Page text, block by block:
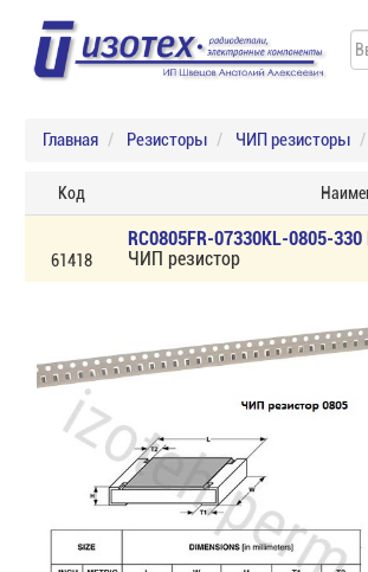
Главная Резисторы ЧИП резисторы
Код
61418
RC0805FR-07330KL-0805-
ЧИП резистор